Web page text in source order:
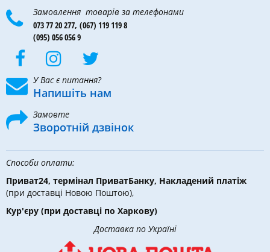
Замовлення товарів за телефонами
073 77 20 277, (067) 119 119 8
(095) 056 056 9
У Вас є питання?
Напишіть нам
Замовте
Зворотній дзвінок
Способи оплати:
Приват24, термінал ПриватБанку, Накладений платіж
(при доставці Новою Поштою),
Кур'єру (при доставці по Харкову)
Доставка по Україні